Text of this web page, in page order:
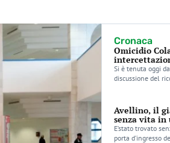
Cronaca
Omicidio
Si è tenuta oggi
discussione del
Avellino, il
senza vita in
E’stato trovato
porta d’ingresso